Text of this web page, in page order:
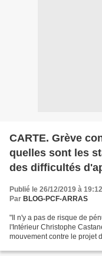
CARTE. Grève
quelles sont les
des difficultés
Publié le 26/12/2019 à 19:12
Par BLOG-PCF-ARRAS
"Il n'y a pas de risque de
l'Intérieur Christophe
mouvement contre le projet